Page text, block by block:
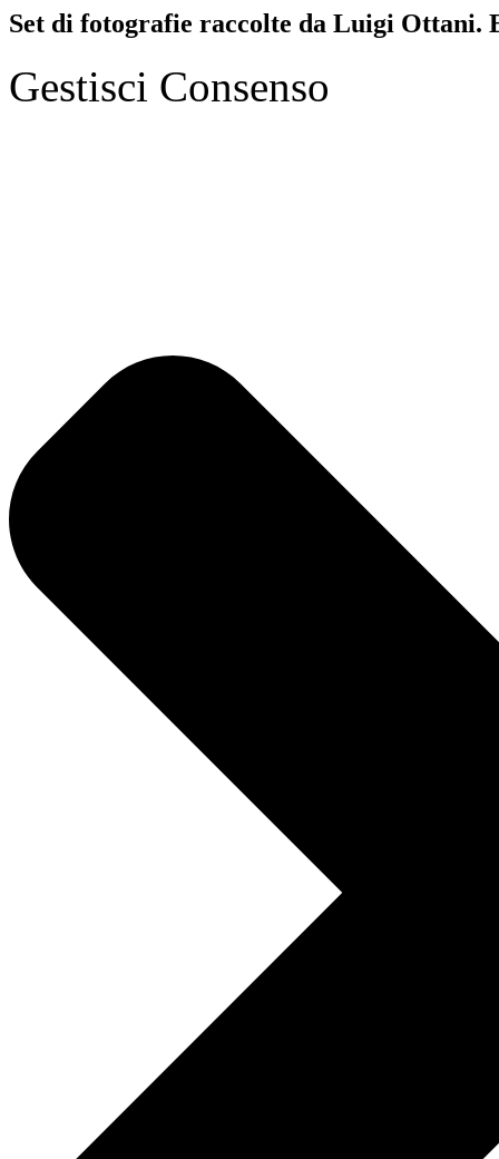
Set di fotografie raccolte da Luigi Ottani.
Gestisci Consenso